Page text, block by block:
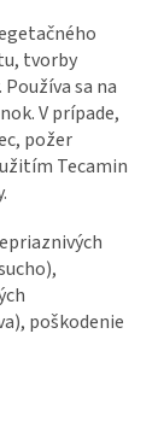
tvorby
sa na
V prípade,
požer
Tecamin
poškodenie